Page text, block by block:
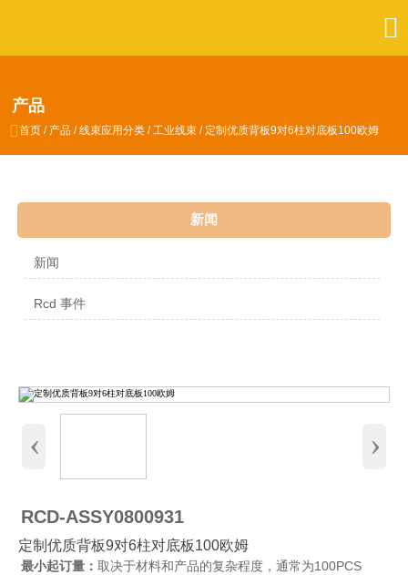

产品
 首页 / 产品 /线束应用分类 / 工业线束 / 定制优质背板9对6柱对底板100欧姆
新闻
新闻
Rcd 事件
‹ ›
RCD-ASSY0800931
定制优质背板9对6柱对底板100欧姆
最小起订量： 取决于材料和产品的复杂程度，通常为100PCS